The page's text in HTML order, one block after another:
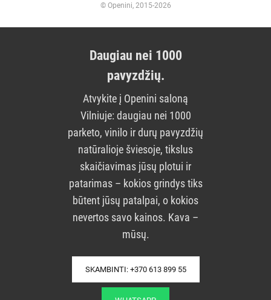
© Openini, 2015-2026
Daugiau nei 1000
pavyzdžių.
Atvykite į Openini saloną
Vilniuje: daugiau nei 1000
parketo, vinilo ir durų pavyzdžių
natūralioje šviesoje, tikslus
skaičiavimas jūsų plotui ir
patarimas – kokios grindys tiks
būtent jūsų patalpai, o kokios
nevertos savo kainos. Kava –
mūsų.
SKAMBINTI: +370 613 899 55